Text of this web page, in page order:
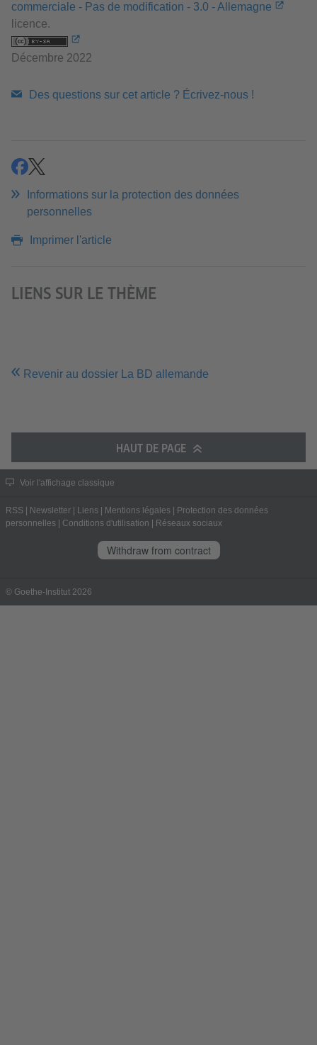
commerciale - Pas de modification - 3.0 - Allemagne
licence.
Décembre 2022
Des questions sur cet article ? Écrivez-nous !
partagerpartager
Informations sur la protection des données
personnelles
Imprimer l'article
LIENS SUR LE THÈME
Revenir au dossier La BD allemande
HAUT DE PAGE
Voir l'affichage classique
RSS Newsletter Liens Mentions légales
Protection des données
personnelles
Conditions d'utilisation Réseaux sociaux
Withdraw from contract
© Goethe-Institut 2026